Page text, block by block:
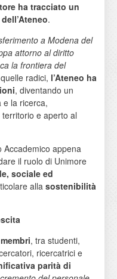
ha tracciato un
.
a Modena del
attorno al diritto
la frontiera del
radici, l’Ateneo ha
, diventando un
e la ricerca,
e aperto al
Accademico appena
il ruolo di Unimore
sociale ed
alla sostenibilità
, tra studenti,
ricercatrici e
parità di